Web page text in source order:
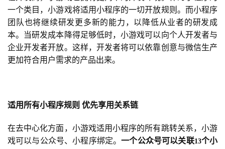
单
机
游
戏
闲
戏
一个类目，小游戏将适用小程序的一切开放规则。而小程序
团队也将继续研发更多新的能力，以降低从业者的研发成
本。当研发成本降得足够低时，小游戏可以向个人开发者与
企业开发者开放。这样，开发者将可以依靠创意与微信生产
更加符合用户需求的产品出来。
适用所有小程序规则 优先享用关系链
在去中心化方面，小游戏适用小程序的所有跳转关系，小游
戏可以与公众号、小程序绑定。一个公众号可以关联13个小